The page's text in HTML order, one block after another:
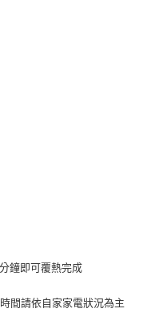
鐘即可覆熱完成
間請依自家家電狀況為主